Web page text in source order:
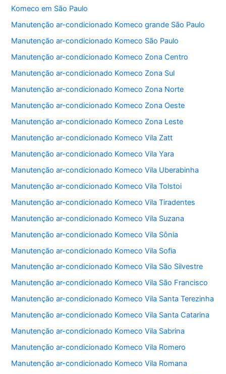
b
o
o
k
A
p
p
Komeco em São Paulo
Manutenção ar-condicionado Komeco grande São Paulo
Manutenção ar-condicionado Komeco São Paulo
Manutenção ar-condicionado Komeco Zona Centro
Manutenção ar-condicionado Komeco Zona Sul
Manutenção ar-condicionado Komeco Zona Norte
Manutenção ar-condicionado Komeco Zona Oeste
Manutenção ar-condicionado Komeco Zona Leste
Manutenção ar-condicionado Komeco Vila Zatt
Manutenção ar-condicionado Komeco Vila Yara
Manutenção ar-condicionado Komeco Vila Uberabinha
Manutenção ar-condicionado Komeco Vila Tolstoi
Manutenção ar-condicionado Komeco Vila Tiradentes
Manutenção ar-condicionado Komeco Vila Suzana
Manutenção ar-condicionado Komeco Vila Sônia
Manutenção ar-condicionado Komeco Vila Sofia
Manutenção ar-condicionado Komeco Vila São Silvestre
Manutenção ar-condicionado Komeco Vila São Francisco
Manutenção ar-condicionado Komeco Vila Santa Terezinha
Manutenção ar-condicionado Komeco Vila Santa Catarina
Manutenção ar-condicionado Komeco Vila Sabrina
Manutenção ar-condicionado Komeco Vila Romero
Manutenção ar-condicionado Komeco Vila Romana